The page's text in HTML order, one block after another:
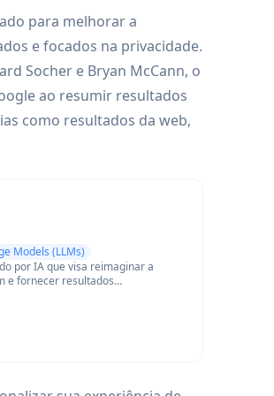
para melhorar a
e focados na privacidade.
Socher e Bryan McCann, o
ao resumir resultados
como resultados da web,
Models (LLMs)
por IA que visa reimaginar a
e fornecer resultados